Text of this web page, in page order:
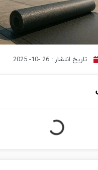
تاریخ انتشار :26 -10- 2025